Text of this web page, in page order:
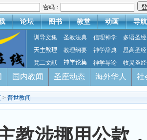
密码：
论坛 图书 教堂 动画 导航
训导文集 圣教法典 信理神学
多语圣经
天主教理
教理纲要 神学辞典
思高圣经
梵二文献
神学论集 神学导论 牧灵圣经
国内教闻 圣座动态 海外华人 社
> 普世教闻
教涉挪用公款